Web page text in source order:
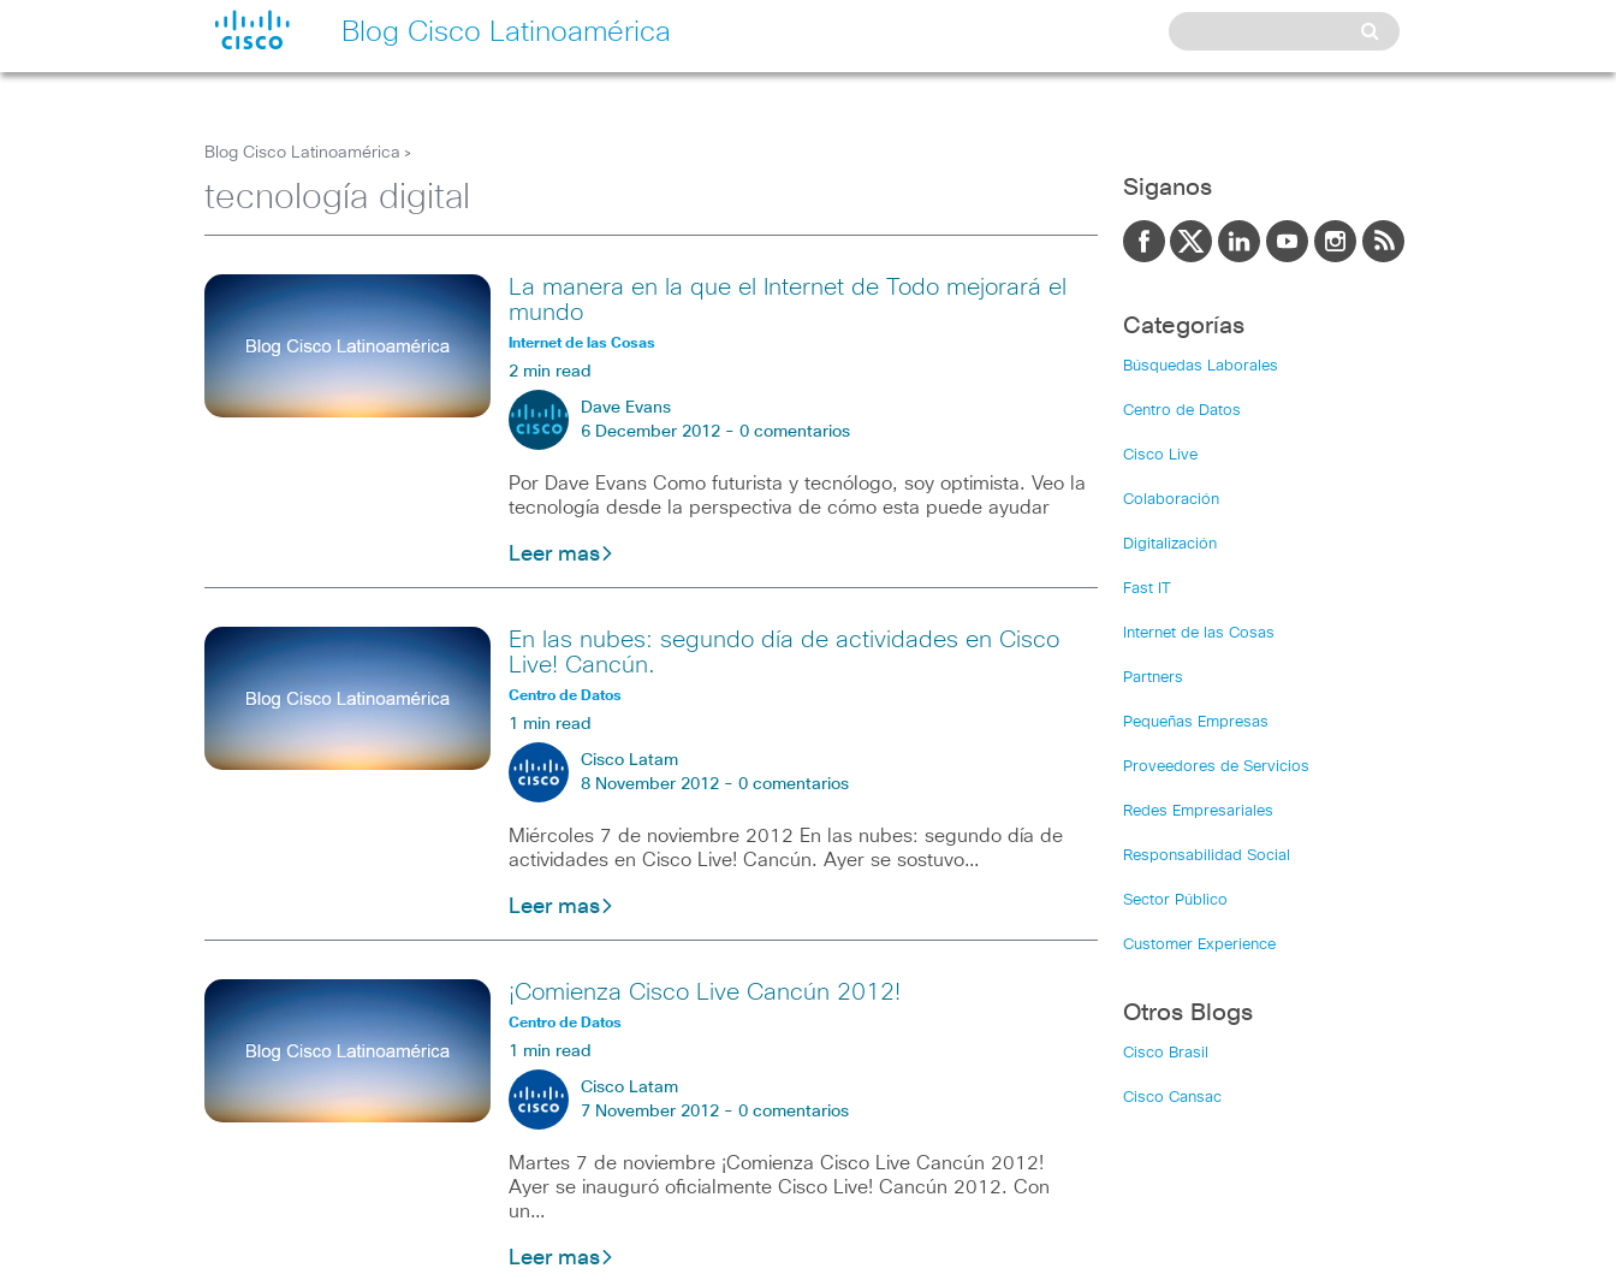
Blog Cisco Latinoamérica
Blog Cisco Latinoamérica >
tecnología digital
La manera en la que el Internet de Todo mejorará el
mundo
Internet de las Cosas
2 min read
Dave Evans
6 December 2012 - 0 comentarios
Por Dave Evans Como futurista y tecnólogo, soy optimista. Veo la
tecnología desde la perspectiva de cómo esta puede ayudar
Leer mas
En las nubes: segundo día de actividades en Cisco
Live! Cancún.
Centro de Datos
1 min read
Cisco Latam
8 November 2012 - 0 comentarios
Miércoles 7 de noviembre 2012 En las nubes: segundo día de
actividades en Cisco Live! Cancún. Ayer se sostuvo…
Leer mas
¡Comienza Cisco Live Cancún 2012!
Centro de Datos
1 min read
Cisco Latam
7 November 2012 - 0 comentarios
Martes 7 de noviembre ¡Comienza Cisco Live Cancún 2012!
Ayer se inauguró oficialmente Cisco Live! Cancún 2012. Con
un…
Leer mas
Siganos
Categorías
Búsquedas Laborales
Centro de Datos
Cisco Live
Colaboración
Digitalización
Fast IT
Internet de las Cosas
Partners
Pequeñas Empresas
Proveedores de Servicios
Redes Empresariales
Responsabilidad Social
Sector Público
Customer Experience
Otros Blogs
Cisco Brasil
Cisco Cansac